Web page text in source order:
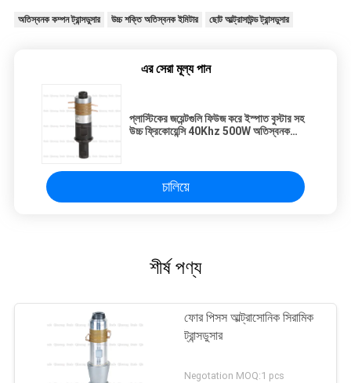
অতিস্বনক কম্পন ট্রান্সডুসার উচ্চ শক্তি অতিস্বনক ইমিটার ছোট আল্ট্রাসাউন্ড ট্রান্সডুসার
এর সেরা মূল্য পান
প্লাস্টিকের জয়েন্টগুলি ফিউজ করে ইস্পাত বুস্টার সহ
উচ্চ ফ্রিকোয়েন্সি 40Khz 500W অতিস্বনক
চালিয়ে
শীর্ষ পণ্য
ফোর পিসস আল্ট্রাসোনিক সিরামিক
ট্রান্সডুসার
Negotation MOQ:1 pcs